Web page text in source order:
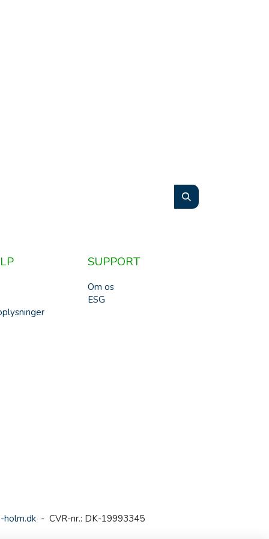
SUPPORT
Om os
ESG
holm.dk- CVR-nr.: DK-19993345